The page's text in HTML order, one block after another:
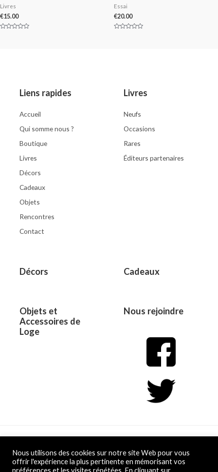
Livres
€15.00
Essai
€20.00
Liens rapides
Accueil
Qui somme nous ?
Boutique
Livres
Décors
Cadeaux
Objets
Rencontres
Contact
Livres
Neufs
Occasions
Rares
Éditeurs partenaires
Décors Cadeaux
Objets et
Accessoires de
Loge
Nous rejoindre
Copyright © 2026 L&D
Nous utilisons des cookies sur notre site Web pour vous
offrir l'expérience la plus pertinente en mémorisant vos
préférences et les visites répétées. En cliquant sur